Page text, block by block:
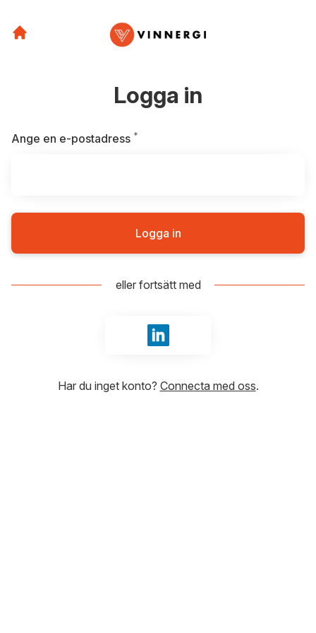
Logga in
Ange en e-postadress *
Logga in
eller fortsätt med
Logga in med LinkedIn
Har du inget konto? Connecta med oss.